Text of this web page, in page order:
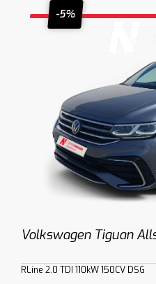
-5%
Volkswagen Tiguan
RLine 2.0 TDI 110kW 150CV DSG